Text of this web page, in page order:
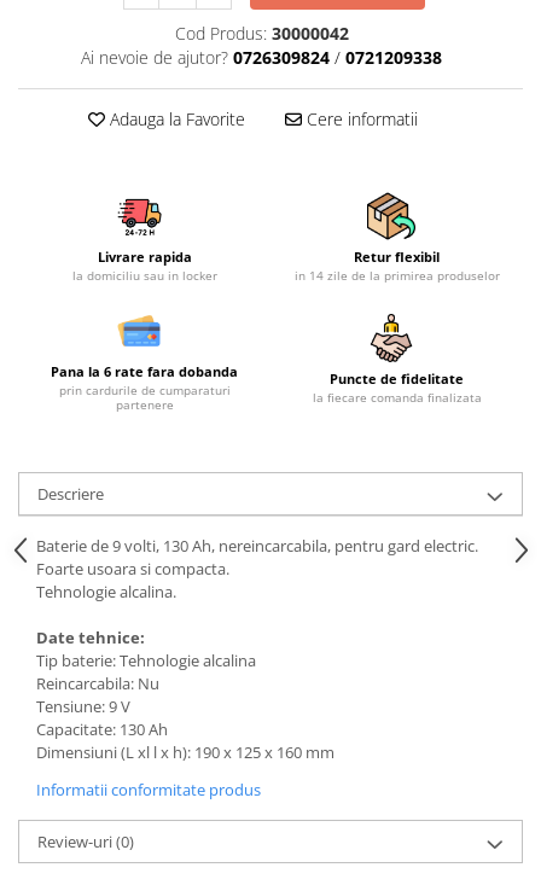
Depozitare gradina
Gratare si accesorii
Freze de zapada
Masini de maturat
Suflante & Aspiratoare frunze
Accesorii echipamente curatenie
Unelte de gradinarit
Dispozitive de imprastiat si
Unelte taiat
Lopeti pentru zapada
Roabe si carucioare
Sere si solarii
Plase si folii pentru gradinarit
Alte unelte de gradinarit
Echipamente de protectie pentru
gradina
Casti de protectie
Manusi de lucru
Ochelari de protectie
Sisteme fotovoltaice
Cod Produs: 30000042
Ai nevoie de ajutor? 0726309824 / 0721209338
Adauga la Favorite Cere informatii
Livrare rapida
la domiciliu sau in locker
Retur flexibil
in 14 zile de la primirea produselor
Pana la 6 rate fara dobanda
prin cardurile de cumparaturi
partenere
Puncte de fidelitate
la fiecare comanda finalizata
Descriere
Baterie de 9 volti, 130 Ah, nereincarcabila, pentru gard electric.
Foarte usoara si compacta.
Tehnologie alcalina.
Date tehnice:
Tip baterie:Tehnologie alcalina
Reincarcabila: Nu
Tensiune:9 V
Capacitate: 130 Ah
Dimensiuni (L xl l x h): 190 x 125 x 160 mm
Informatii conformitate produs
Review-uri(0)